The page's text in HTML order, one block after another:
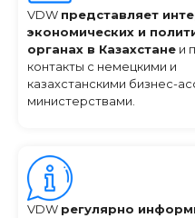
VDW представляет
экономических и
органах в Казахстане и
контакты с немецкими и
казахстанскими бизнес-
министерствами.
VDW регулярно